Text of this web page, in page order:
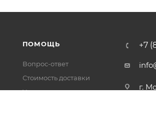
ПОМОЩЬ
Вопрос-ответ
Стоимость доставки
Условия оплаты
+7
г.